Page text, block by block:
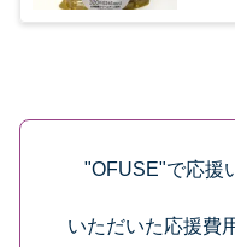
"OFUSE"で応援
いただいた応援費